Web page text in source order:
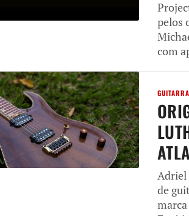
pelos
com
GUITARRA
Adriel
de